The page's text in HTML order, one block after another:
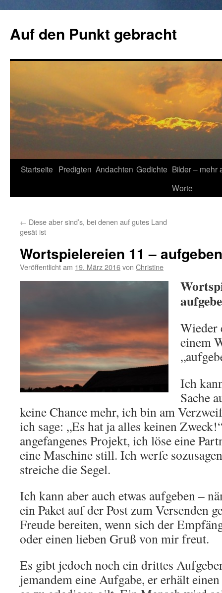
springen
Auf den Punkt gebracht
Startseite Predigten Andachten Gedichte Bilder – mehr
Worte
← Diese aber sind’s, bei denen auf gutes Land
gesät ist
Wortspielereien 11 – aufgeben
Veröffentlicht am 19. März 2016von Christine
Wieder
einem
Ich
Sache
keine Chance mehr, ich bin am
ich sage: „Es hat ja alles keinen
angefangenes Projekt, ich löse eine
eine Maschine still. Ich werfe
streiche die Segel.
Ich kann aber auch etwas aufgeben –
ein Paket auf der Post zum Versenden
Freude bereiten, wenn sich der
oder einen lieben Gruß von mir freut.
Es gibt jedoch noch ein drittes
jemandem eine Aufgabe, er erhält